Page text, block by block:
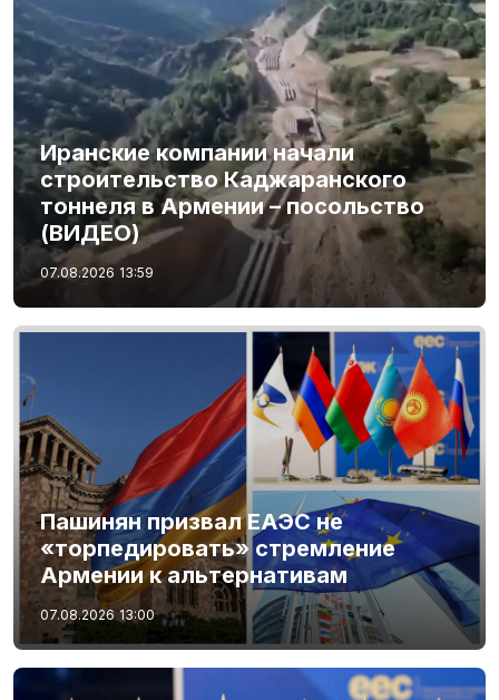
Иранские компании начали
строительство Каджаранского
тоннеля в Армении – посольство
(ВИДЕО)
07.08.2026 13:59
Пашинян призвал ЕАЭС не
«торпедировать» стремление
Армении к альтернативам
07.08.2026 13:00